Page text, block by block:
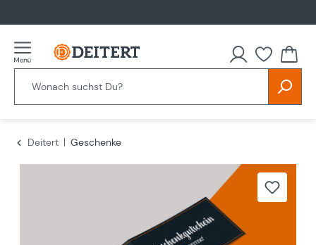
Deitert
Geschenke
Bildergalerie überspringen